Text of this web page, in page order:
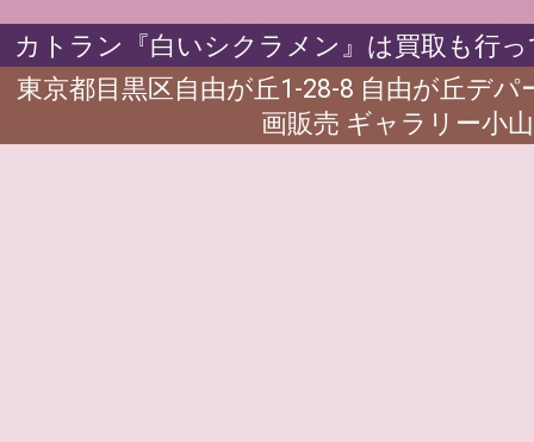
カトラン『白いシクラメン』は買取も行
東京都目黒区自由が丘1-28-8 自由が丘デ
画販売 ギャラリー小